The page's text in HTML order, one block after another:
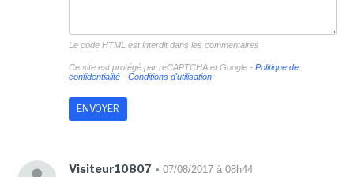
Le code HTML est interdit dans les commentaires
Ce site est protégé par reCAPTCHA et Google - Politique de
confidentialité- Conditions d'utilisation
Visiteur10807 • 07/08/2017 à 08h44